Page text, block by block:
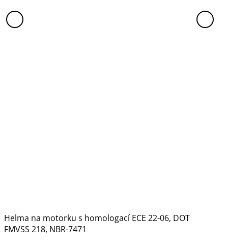
Helma na motorku s homologací ECE 22-06, DOT
FMVSS 218, NBR-7471